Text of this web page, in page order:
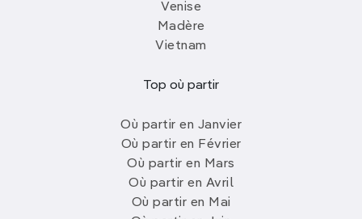
Venise
Madère
Vietnam
Top où partir
Où partir en Janvier
Où partir en Février
Où partir en Mars
Où partir en Avril
Où partir en Mai